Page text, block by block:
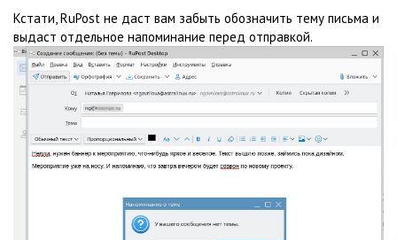
Кстати, RuPost не даст вам забыть обозначить тему письма и
выдаст отдельное напоминание перед отправкой.